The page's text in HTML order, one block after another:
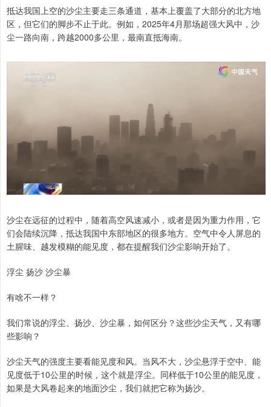
抵达我国上空的沙尘主要走三条通道，基本上覆盖了大部分的北方地
区，但它们的脚步不止于此。例如，2025年4月那场超强大风中，沙
尘一路向南，跨越2000多公里，最南直抵海南。
沙尘在远征的过程中，随着高空风速减小，或者是因为重力作用，它
们会陆续沉降，抵达我国中东部地区的很多地方。空气中令人屏息的
土腥味、越发模糊的能见度，都在提醒我们沙尘影响开始了。
浮尘 扬沙 沙尘暴
有啥不一样？
我们常说的浮尘、扬沙、沙尘暴，如何区分？这些沙尘天气，又有哪
些影响？
沙尘天气的强度主要看能见度和风。当风不大，沙尘悬浮于空中、能
见度低于10公里的时候，这个就是浮尘。同样低于10公里的能见度，
如果是大风卷起来的地面沙尘，我们就把它称为扬沙。